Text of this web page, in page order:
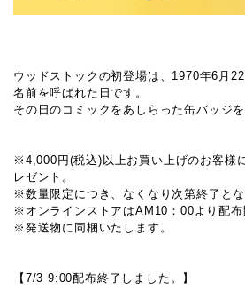
ウッドストックの初登場は、1970年6月
名前を呼ばれた日です。
その日のコミックをあしらった缶バッジ
※4,000円(税込)以上お買い上げのお客様
レゼント。
※数量限定につき、なくなり次第終了とな
※オンラインストアはAM10：00より配布
※発送物に同梱いたします。
【7/3 9:00配布終了しました。】